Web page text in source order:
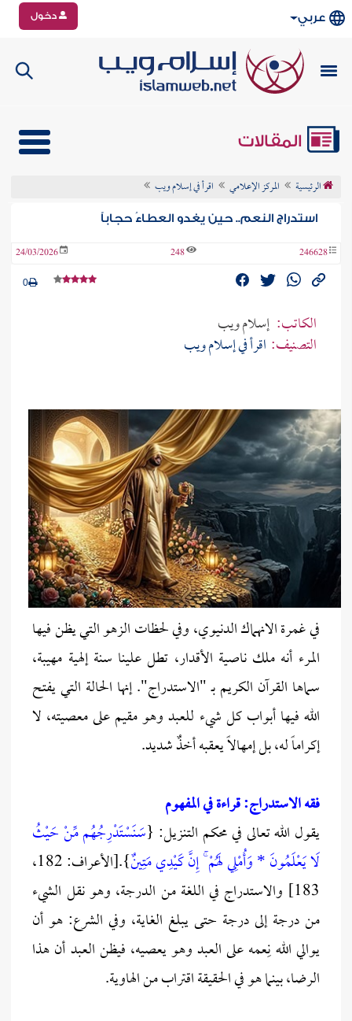
عربي دخول
المقالات
الرئيسية المركز الإعلامي اقرأ في إسلام ويب
استدراج النعم.. حين يغدو العطاءُ حجاباً
246628
248
24/03/2026
0
الكاتب: إسلام ويب
التصنيف: اقرأ في إسلام ويب
في غمرة الانهماك الدنيوي، وفي لحظات الزهو التي يظن فيها
المرء أنه ملك ناصية الأقدار، تطل علينا سنة إلهية مهيبة،
سماها القرآن الكريم بـ "الاستدراج". إنها الحالة التي يفتح
الله فيها أبواب كل شيء للعبد وهو مقيم على معصيته، لا
إكراماً له، بل إمهالاً يعقبه أخذٌ شديد.
فقه الاستدراج: قراءة في المفهوم
يقول الله تعالى في محكم التنزيل: {سَنَسْتَدْرِجُهُم مِّنْ حَيْثُ
لَا يَعْلَمُونَ * وَأُمْلِي لَهُمْ ۚ إِنَّ كَيْدِي مَتِينٌ
}.[الأعراف: 182،
183] والاستدراج في اللغة من الدرجة، وهو نقل الشيء
من درجة إلى درجة حتى يبلغ الغاية، وفي الشرع: هو أن
يوالي الله نِعمه على العبد وهو يعصيه، فيظن العبد أن هذا
الرضا، بينما هو في الحقيقة اقتراب من الهاوية.